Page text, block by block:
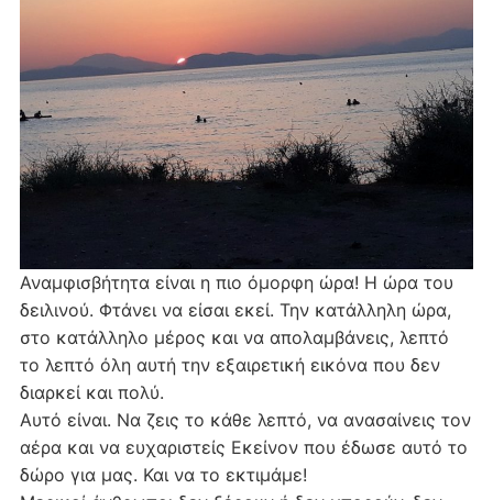
Αναμφισβήτητα είναι η πιο όμορφη ώρα! Η ώρα του
δειλινού. Φτάνει να είσαι εκεί. Την κατάλληλη ώρα,
στο κατάλληλο μέρος και να απολαμβάνεις, λεπτό
το λεπτό όλη αυτή την εξαιρετική εικόνα που δεν
διαρκεί και πολύ.
Αυτό είναι. Να ζεις το κάθε λεπτό, να ανασαίνεις τον
αέρα και να ευχαριστείς Εκείνον που έδωσε αυτό το
δώρο για μας. Και να το εκτιμάμε!